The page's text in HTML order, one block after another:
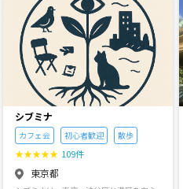
でしょうが、 少しずつ仲間を増やしてい
つか実現させてみたいです。 他のサーク
ルで見るような友達100人とか、登録者
⚫︎⚫︎人とかは興味ないです。 一緒に語れ
る仲間、冒険できる仲間が1人でも拡がれ
ばいいなと思います。 主な活動場所、拠
点は東京近辺ですが、気持ちは「地球」
です。 つなげーとで海外企画、過去例が
あるか知りませんが、やってみたいです
→ 2025年2月＆GWで実現しました！ 関
心を持ってくださる方がいれば、それだ
けで嬉しいです。
にされます。ダイレクトメッセージに通
知が届くため確認ができない場合は管理
人までお問い合わせください。 🔴身内ノ
リについて 当イベントは基本的には過度
な身内ノリはNGとさせていただいており
ます。 新規の方が入りやすい環境を徹底
していますのでお気軽にご参加くださ
い。 🔴撮影について どのイベントでも写
真撮影をします。SNS等に投稿する場合
はモザイク加工をします。 🔴迷惑行為に
ついて 営業、勧誘、迷惑行為がある場合
はつなげーとに報告の上、今後のイベン
ト参加が不可となります。なお、該当者
の情報(つなげーと名、氏名、迷惑内容)
は複数のサークルオーナー間で共有され
ています。 🔴遅刻の場合 遅刻の連絡は個
ら嬉しいって思います🫶 気になる方は、
サークルイベントの詳細をご覧ください
っ！！ ＊＊＊ 【経歴】 ・トータルコーデ
ィネーター ファッションコーデ、空間レ
イアウト、テーブルコーデ、フラワーア
レンジメントetc... ・リンパドレナージュ
いわゆるリンパ流し。おうちでもカンタ
ンにお顔周り～全身を流し ・ブロウリフ
ター（ミラのブロウリフト認定講師） 似
合わせ眉毛メンテナンス ・フェムケアイ
ンストラクター（日本フェムテック協会
認定資格） 性を理解し、デリケートゾー
ンのお手入れや自分の身体と向き合うた
めのアドバイス。 ワークショップ企画を
きっかけに下記の大型会場にて… ・東京
ドームシティでのハンドメイドマルシェ
シブミナ
カフェ会 初心者歓迎 散歩
★★★★★ 109件
東京都